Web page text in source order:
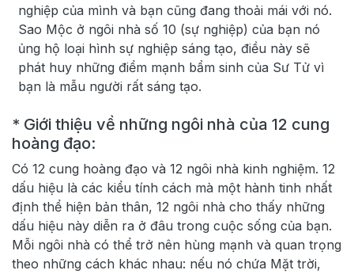
nghiệp của mình và bạn cũng đang thoải mái với nó.
Sao Mộc ở ngôi nhà số 10 (sự nghiệp) của bạn nó
ủng hộ loại hình sự nghiệp sáng tạo, điều này sẽ
phát huy những điểm mạnh bẩm sinh của Sư Tử vì
bạn là mẫu người rất sáng tạo.
* Giới thiệu về những ngôi nhà của 12 cung
hoàng đạo:
Có 12 cung hoàng đạo và 12 ngôi nhà kinh nghiệm. 12
dấu hiệu là các kiểu tính cách mà một hành tinh nhất
định thể hiện bản thân, 12 ngôi nhà cho thấy những
dấu hiệu này diễn ra ở đâu trong cuộc sống của bạn.
Mỗi ngôi nhà có thể trở nên hùng mạnh và quan trọng
theo những cách khác nhau: nếu nó chứa Mặt trời,